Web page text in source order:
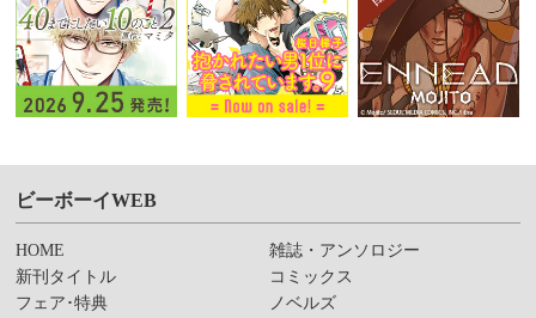
ビーボーイWEB
HOME
新刊タイトル
フェア･特典
雑誌・アンソロジー
コミックス
ノベルズ